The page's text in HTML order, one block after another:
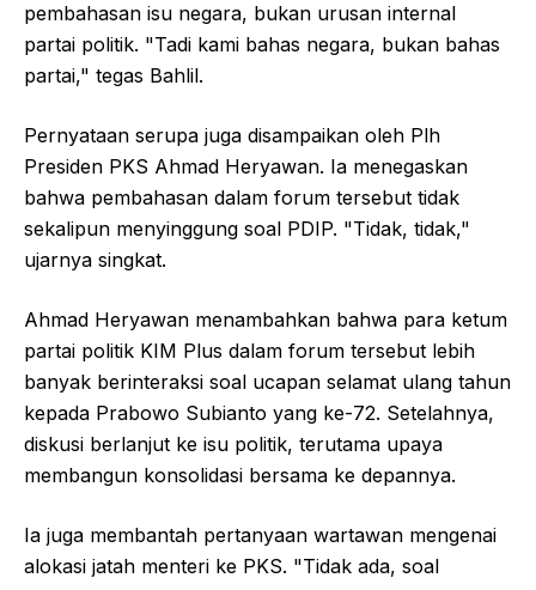
pembahasan isu negara, bukan urusan internal
partai politik. "Tadi kami bahas negara, bukan bahas
partai," tegas Bahlil.
Pernyataan serupa juga disampaikan oleh Plh
Presiden PKS Ahmad Heryawan. Ia menegaskan
bahwa pembahasan dalam forum tersebut tidak
sekalipun menyinggung soal PDIP. "Tidak, tidak,"
ujarnya singkat.
Ahmad Heryawan menambahkan bahwa para ketum
partai politik KIM Plus dalam forum tersebut lebih
banyak berinteraksi soal ucapan selamat ulang tahun
kepada Prabowo Subianto yang ke-72. Setelahnya,
diskusi berlanjut ke isu politik, terutama upaya
membangun konsolidasi bersama ke depannya.
Ia juga membantah pertanyaan wartawan mengenai
alokasi jatah menteri ke PKS. "Tidak ada, soal